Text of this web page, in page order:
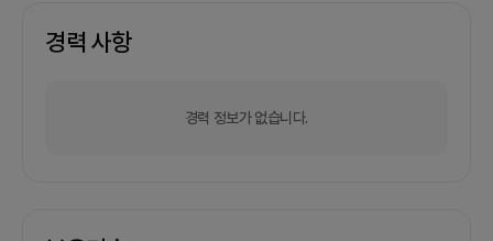
경력 사항
경력 정보가 없습니다.